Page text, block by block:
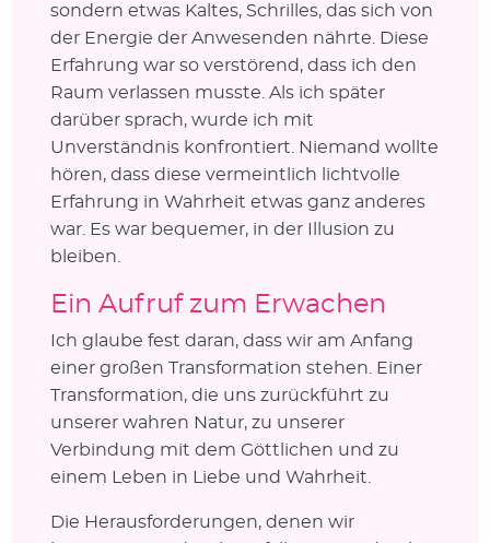
sondern etwas Kaltes, Schrilles, das sich von
der Energie der Anwesenden nährte. Diese
Erfahrung war so verstörend, dass ich den
Raum verlassen musste. Als ich später
darüber sprach, wurde ich mit
Unverständnis konfrontiert. Niemand wollte
hören, dass diese vermeintlich lichtvolle
Erfahrung in Wahrheit etwas ganz anderes
war. Es war bequemer, in der Illusion zu
bleiben.
Ein Aufruf zum Erwachen
Ich glaube fest daran, dass wir am Anfang
einer großen Transformation stehen. Einer
Transformation, die uns zurückführt zu
unserer wahren Natur, zu unserer
Verbindung mit dem Göttlichen und zu
einem Leben in Liebe und Wahrheit.
Die Herausforderungen, denen wir